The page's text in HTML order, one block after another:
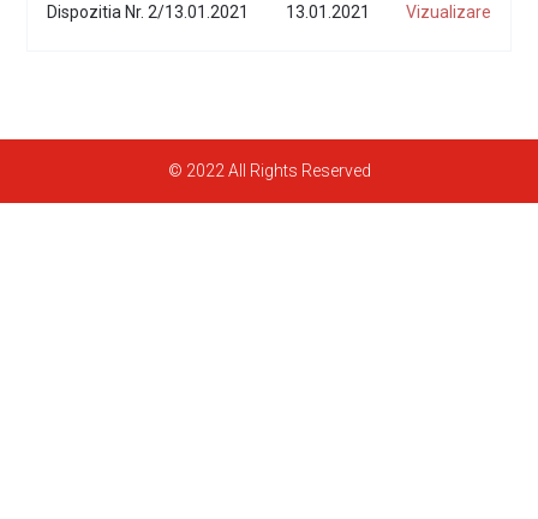
Dispozitia Nr. 2/13.01.2021 13.01.2021 Vizualizare
© 2022 All Rights Reserved